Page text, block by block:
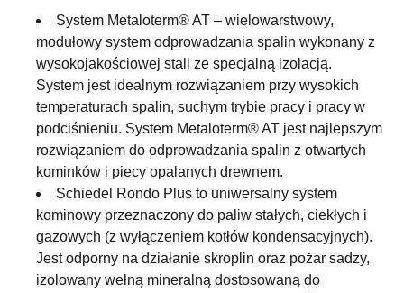
System Metaloterm® AT – wielowarstwowy,
modułowy system odprowadzania spalin wykonany z
wysokojakościowej stali ze specjalną izolacją.
System jest idealnym rozwiązaniem przy wysokich
temperaturach spalin, suchym trybie pracy i pracy w
podciśnieniu. System Metaloterm® AT jest najlepszym
rozwiązaniem do odprowadzania spalin z otwartych
kominków i piecy opalanych drewnem.
Schiedel Rondo Plus to uniwersalny system
kominowy przeznaczony do paliw stałych, ciekłych i
gazowych (z wyłączeniem kotłów kondensacyjnych).
Jest odporny na działanie skroplin oraz pożar sadzy,
izolowany wełną mineralną dostosowaną do